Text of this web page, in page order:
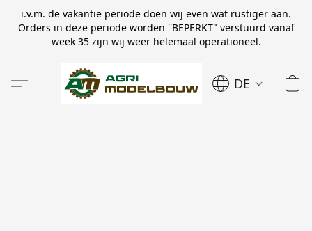
i.v.m. de vakantie periode doen wij even wat rustiger aan.
Orders in deze periode worden ''BEPERKT" verstuurd vanaf
week 35 zijn wij weer helemaal operationeel.
DE